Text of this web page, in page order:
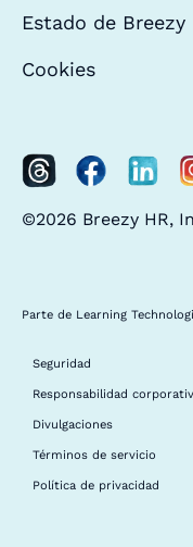
Estado de Breezy
Cookies
©2026 Breezy HR,
Parte de Learning
Seguridad
Responsabilidad
Divulgaciones
Términos de servicio
Política de privacidad